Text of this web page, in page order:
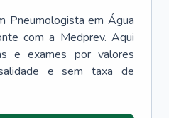
Pneumologista em Água
com a Medprev. Aqui
e exames por valores
e sem taxa de